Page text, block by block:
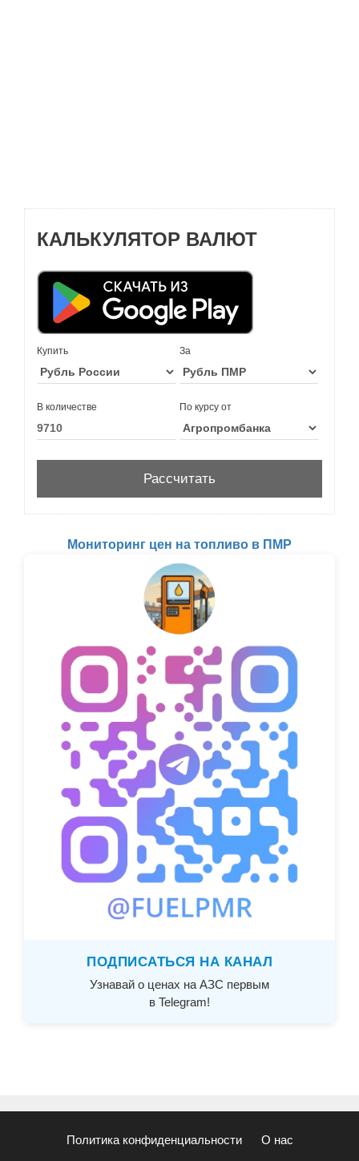
КАЛЬКУЛЯТОР ВАЛЮТ
Купить За
В количестве По курсу от
Мониторинг цен на топливо в ПМР
ПОДПИСАТЬСЯ НА КАНАЛ
Узнавай о ценах на АЗС первым
в Telegram!
Политика конфиденциальности О нас